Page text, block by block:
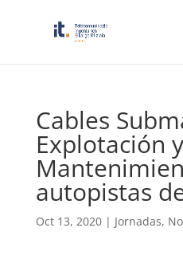
Cables
Explotación y
autopistas
Oct 13, 2020| Jornadas,